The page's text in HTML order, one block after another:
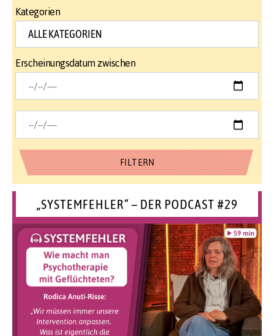
Kategorien
Erscheinungsdatum zwischen
„SYSTEMFEHLER“ – DER PODCAST #29